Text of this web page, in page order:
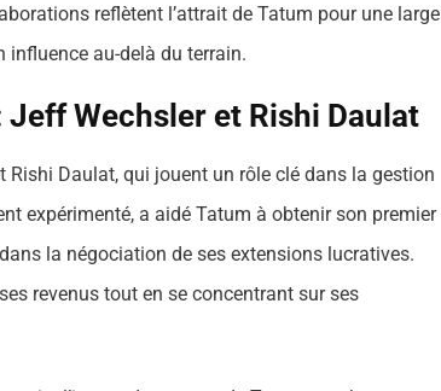
reflètent l’attrait de Tatum pour une large
au-delà du terrain.
Wechsler et Rishi Daulat
Daulat, qui jouent un rôle clé dans la gestion
expérimenté, a aidé Tatum à obtenir son premier
la négociation de ses extensions lucratives.
revenus tout en se concentrant sur ses